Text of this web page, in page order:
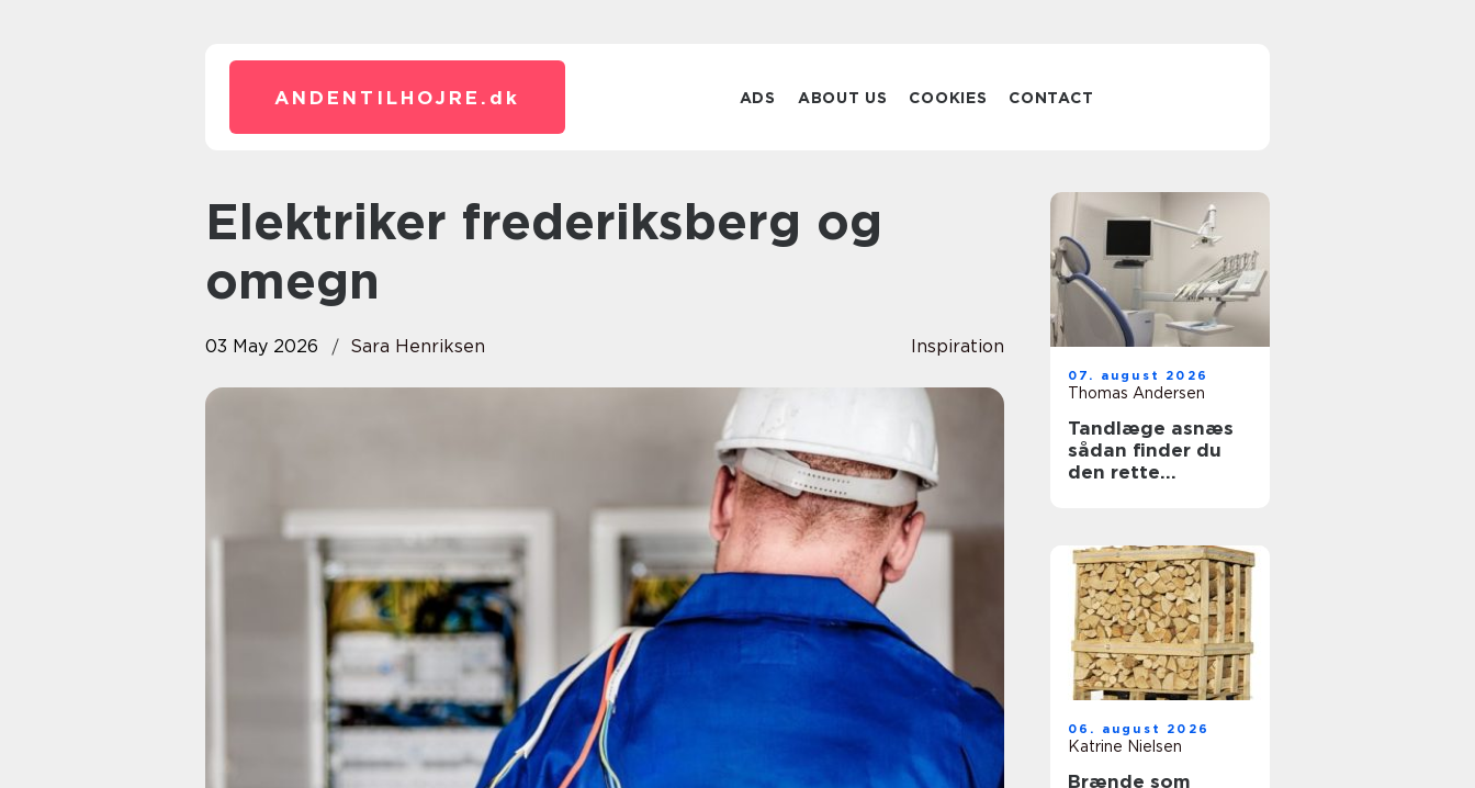
ANDENTILHOJRE. dk ADS ABOUT US COOKIES CONTACT
Elektriker frederiksberg og
omegn
03 May 2026 Sara Henriksen Inspiration
07. august 2026
Thomas Andersen
Tandlæge asnæs
sådan finder du
den rette
06. august 2026
Katrine Nielsen
Brænde som